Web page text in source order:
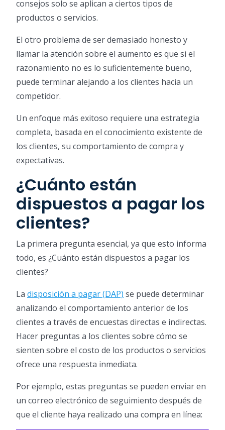
consejos solo se aplican a ciertos tipos de
productos o servicios.
El otro problema de ser demasiado honesto y
llamar la atención sobre el aumento es que si el
razonamiento no es lo suficientemente bueno,
puede terminar alejando a los clientes hacia un
competidor.
Un enfoque más exitoso requiere una estrategia
completa, basada en el conocimiento existente de
los clientes, su comportamiento de compra y
expectativas.
¿Cuánto están
dispuestos a pagar los
clientes?
La primera pregunta esencial, ya que esto informa
todo, es ¿Cuánto están dispuestos a pagar los
clientes?
La disposición a pagar (DAP) se puede determinar
analizando el comportamiento anterior de los
clientes a través de encuestas directas e indirectas.
Hacer preguntas a los clientes sobre cómo se
sienten sobre el costo de los productos o servicios
ofrece una respuesta inmediata.
Por ejemplo, estas preguntas se pueden enviar en
un correo electrónico de seguimiento después de
que el cliente haya realizado una compra en línea: